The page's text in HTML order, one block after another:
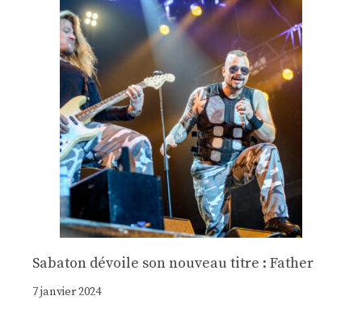
Sabaton dévoile son nouveau titre : Father
7 janvier 2024